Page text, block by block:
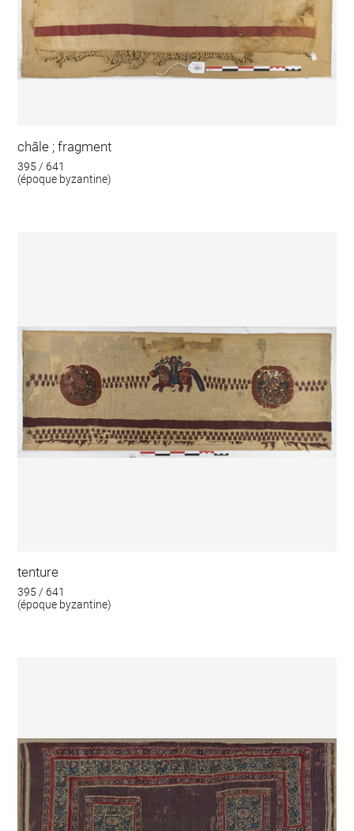
châle ; fragment
395 / 641
(époque byzantine)
tenture
395 / 641
(époque byzantine)